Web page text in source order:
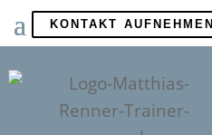
KONTAKT AUFNEHMEN